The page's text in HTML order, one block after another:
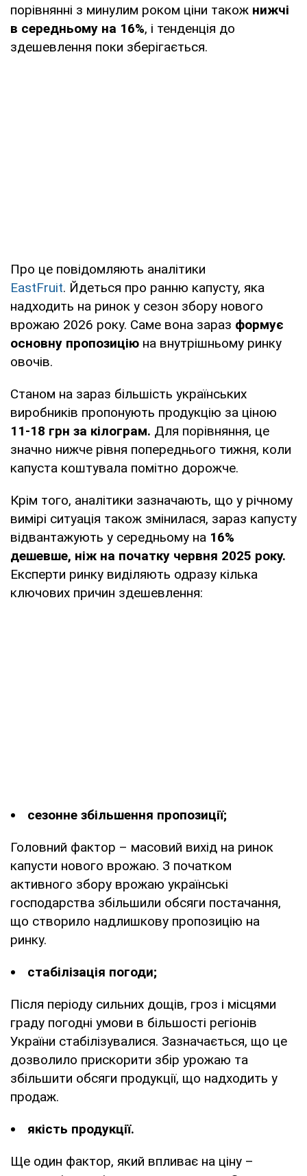
порівнянні з минулим роком ціни також нижчі
в середньому на 16%, і тенденція до
здешевлення поки зберігається.
Про це повідомляють аналітики
EastFruit. Йдеться про ранню капусту, яка
надходить на ринок у сезон збору нового
врожаю 2026 року. Саме вона зараз формує
основну пропозицію на внутрішньому ринку
овочів.
Станом на зараз більшість українських
виробників пропонують продукцію за ціною
11-18 грн за кілограм. Для порівняння, це
значно нижче рівня попереднього тижня, коли
капуста коштувала помітно дорожче.
Крім того, аналітики зазначають, що у річному
вимірі ситуація також змінилася, зараз капусту
відвантажують у середньому на 16%
дешевше, ніж на початку червня 2025 року.
Експерти ринку виділяють одразу кілька
ключових причин здешевлення:
сезонне збільшення пропозиції;
Головний фактор – масовий вихід на ринок
капусти нового врожаю. З початком
активного збору врожаю українські
господарства збільшили обсяги постачання,
що створило надлишкову пропозицію на
ринку.
стабілізація погоди;
Після періоду сильних дощів, гроз і місцями
граду погодні умови в більшості регіонів
України стабілізувалися. Зазначається, що це
дозволило прискорити збір урожаю та
збільшити обсяги продукції, що надходить у
продаж.
якість продукції.
Ще один фактор, який впливає на ціну –